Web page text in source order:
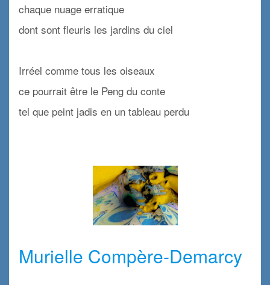
chaque nuage erratique
dont sont fleuris les jardins du ciel
Irréel comme tous les oiseaux
ce pourrait être le Peng du conte
tel que peint jadis en un tableau perdu
Murielle Compère-Demarcy